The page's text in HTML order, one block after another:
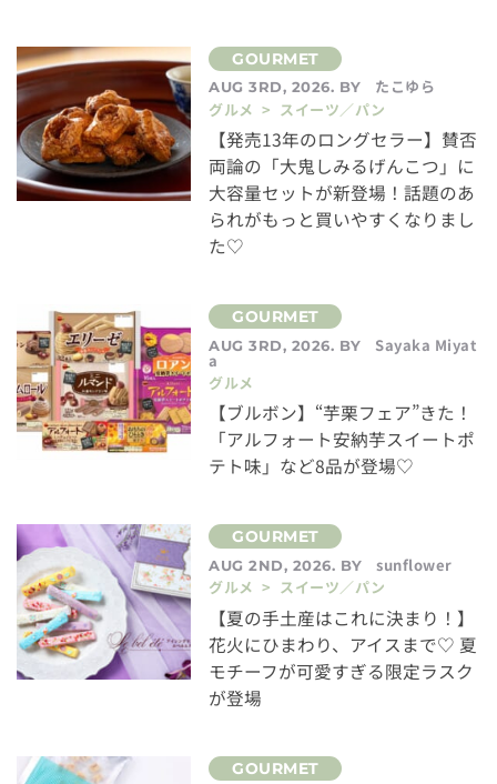
AUG 3RD, 2026. BY
たこゆら
グルメ > スイーツ／パン
【発売13年のロングセラー】賛否
両論の「大鬼しみるげんこつ」に
大容量セットが新登場！話題のあ
られがもっと買いやすくなりまし
た♡
AUG 3RD, 2026. BY Sayaka Miyat
a
グルメ
【ブルボン】“芋栗フェア”きた！
「アルフォート安納芋スイートポ
テト味」など8品が登場♡
AUG 2ND, 2026. BY
sunflower
グルメ > スイーツ／パン
【夏の手土産はこれに決まり！】
花火にひまわり、アイスまで♡ 夏
モチーフが可愛すぎる限定ラスク
が登場